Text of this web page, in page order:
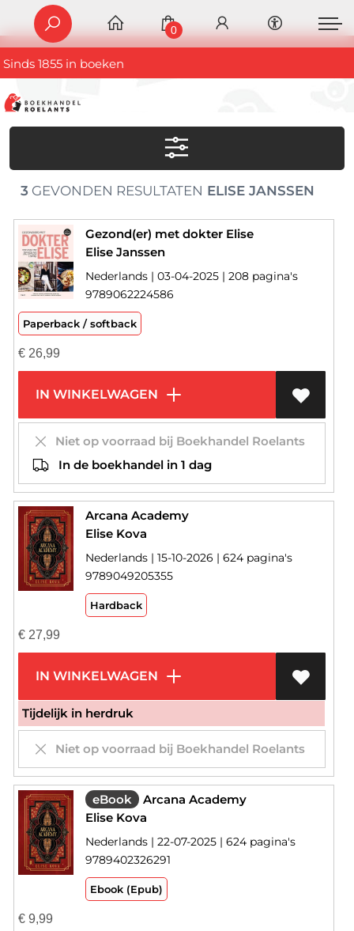
Sinds 1855 in boeken
0
3GEVONDEN RESULTATEN ELISE JANSSEN
Gezond(er) met dokter Elise
Elise Janssen
Nederlands | 03-04-2025 | 208 pagina's
9789062224586
Paperback / softback
€26,99
IN WINKELWAGEN
Niet op voorraad bij Boekhandel Roelants
In de boekhandel in 1 dag
Arcana Academy
Elise Kova
Nederlands | 15-10-2026 | 624 pagina's
9789049205355
Hardback
€27,99
IN WINKELWAGEN
Tijdelijk in herdruk
Niet op voorraad bij Boekhandel Roelants
eBook
Arcana Academy
Elise Kova
Nederlands | 22-07-2025 | 624 pagina's
9789402326291
Ebook (Epub)
€9,99